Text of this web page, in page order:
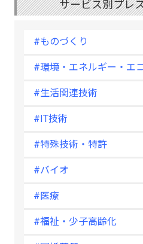
サービス別プレ
#ものづくり
#環境・エネルギー・エ
#生活関連技術
#IT技術
#特殊技術・特許
#バイオ
#医療
#福祉・少子高齢化